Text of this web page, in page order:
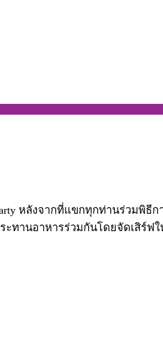
หลังจากที่แขกทุกท่านร่วมพิธี
ะทานอาหารร่วมกันโดยจัดเสิร์